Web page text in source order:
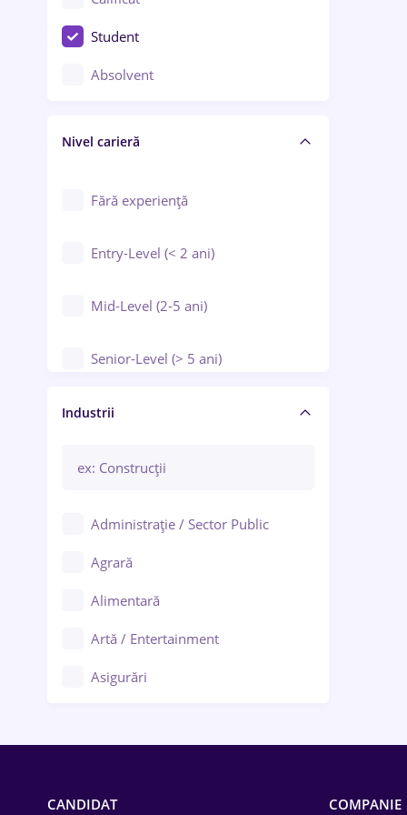
Construcții / Instalații
Controlul calității
Educație / Training / Arte
Student
Absolvent
Nivel carieră
Fără experiență
Entry-Level (< 2 ani)
Mid-Level (2-5 ani)
Senior-Level (> 5 ani)
Manager / Executiv
Industrii
Administrație / Sector Public
Agrară
Alimentară
Artă / Entertainment
Asigurări
CANDIDAT COMPANIE